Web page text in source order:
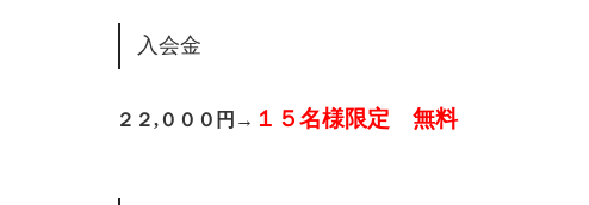
入会金
２２,０００円→ １５名様限定 無料